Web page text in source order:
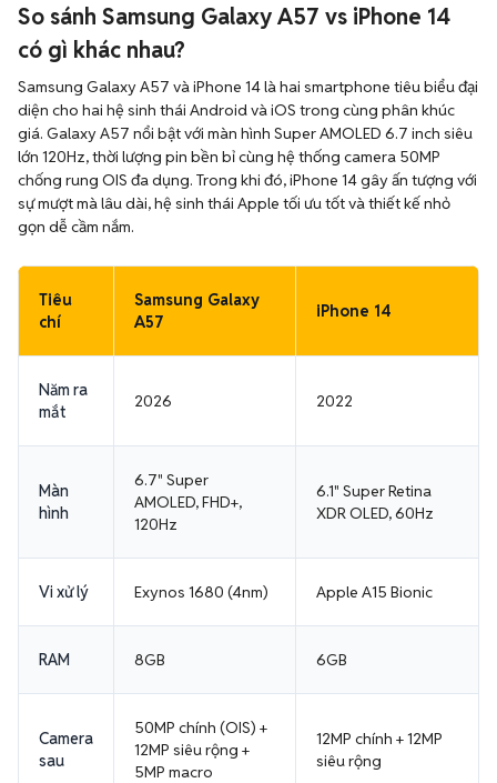
So sánh Samsung Galaxy A57 vs iPhone 14
có gì khác nhau?
Samsung Galaxy A57 và iPhone 14 là hai smartphone tiêu biểu đại
diện cho hai hệ sinh thái Android và iOS trong cùng phân khúc
giá. Galaxy A57 nổi bật với màn hình Super AMOLED 6.7 inch siêu
lớn 120Hz, thời lượng pin bền bỉ cùng hệ thống camera 50MP
chống rung OIS đa dụng. Trong khi đó, iPhone 14 gây ấn tượng với
sự mượt mà lâu dài, hệ sinh thái Apple tối ưu tốt và thiết kế nhỏ
gọn dễ cầm nắm.
Tiêu
chí
Samsung Galaxy
A57
iPhone 14
Năm ra
mắt
2026 2022
Màn
hình
6.7" Super
AMOLED, FHD+,
120Hz
6.1" Super Retina
XDR OLED, 60Hz
Vi xử lý Exynos 1680 (4nm) Apple A15 Bionic
RAM 8GB 6GB
Camera
sau
50MP chính (OIS) +
12MP siêu rộng +
5MP macro
12MP chính + 12MP
siêu rộng